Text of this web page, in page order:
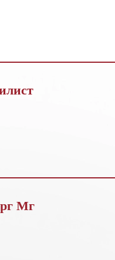
Мг